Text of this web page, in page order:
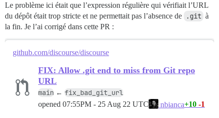
Le problème ici était que l’expression régulière qui vérifiait l’URL
du dépôt était trop stricte et ne permettait pas l’absence de
.git à
la fin. Je l’ai corrigé dans cette PR :
github.com/discourse/discourse
FIX: Allow .git end to miss from Git repo
URL
main ← fix_bad_git_url
opened 07:55PM - 25 Aug 22 UTC nbianca+10 -1